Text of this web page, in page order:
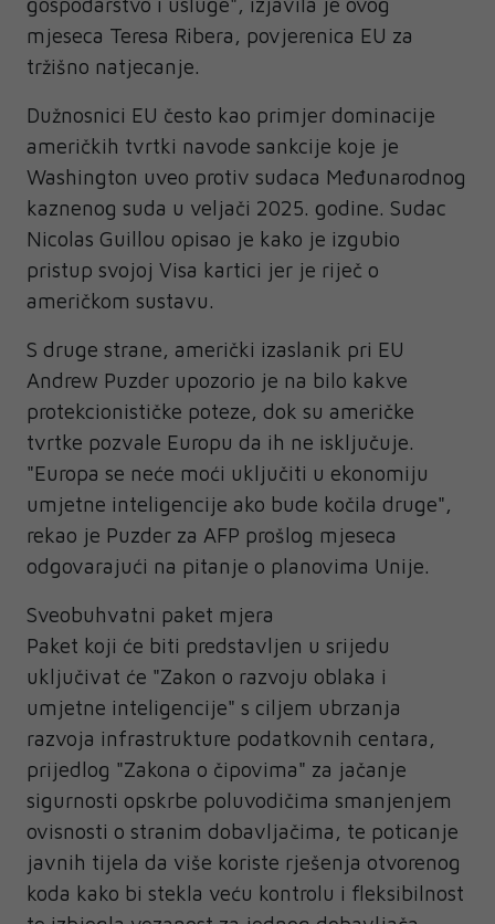
mjeseca Teresa Ribera, povjerenica EU za
tržišno natjecanje.
Dužnosnici EU često kao primjer dominacije
američkih tvrtki navode sankcije koje je
Washington uveo protiv sudaca Međunarodnog
kaznenog suda u veljači 2025. godine. Sudac
Nicolas Guillou opisao je kako je izgubio
pristup svojoj Visa kartici jer je riječ o
američkom sustavu.
S druge strane, američki izaslanik pri EU
Andrew Puzder upozorio je na bilo kakve
protekcionističke poteze, dok su američke
tvrtke pozvale Europu da ih ne isključuje.
"Europa se neće moći uključiti u ekonomiju
umjetne inteligencije ako bude kočila druge",
rekao je Puzder za AFP prošlog mjeseca
odgovarajući na pitanje o planovima Unije.
Sveobuhvatni paket mjera
Paket koji će biti predstavljen u srijedu
uključivat će "Zakon o razvoju oblaka i
umjetne inteligencije" s ciljem ubrzanja
razvoja infrastrukture podatkovnih centara,
prijedlog "Zakona o čipovima" za jačanje
sigurnosti opskrbe poluvodičima smanjenjem
ovisnosti o stranim dobavljačima, te poticanje
javnih tijela da više koriste rješenja otvorenog
koda kako bi stekla veću kontrolu i fleksibilnost